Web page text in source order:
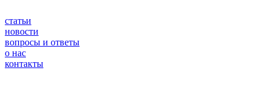
статьи
новости
вопросы и ответы
о нас
контакты